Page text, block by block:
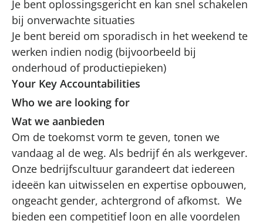
Je bent oplossingsgericht en kan snel schakelen
bij onverwachte situaties
Je bent bereid om sporadisch in het weekend te
werken indien nodig (bijvoorbeeld bij
onderhoud of productiepieken)
Your Key Accountabilities
Who we are looking for
Wat we aanbieden
Om de toekomst vorm te geven, tonen we
vandaag al de weg. Als bedrijf én als werkgever.
Onze bedrijfscultuur garandeert dat iedereen
ideeën kan uitwisselen en expertise opbouwen,
ongeacht gender, achtergrond of afkomst. We
bieden een competitief loon en alle voordelen